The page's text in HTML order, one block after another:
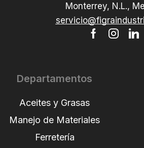
Monterrey, N.L.,
Departamentos
Aceites y Grasas
Manejo de Materiales
Ferretería